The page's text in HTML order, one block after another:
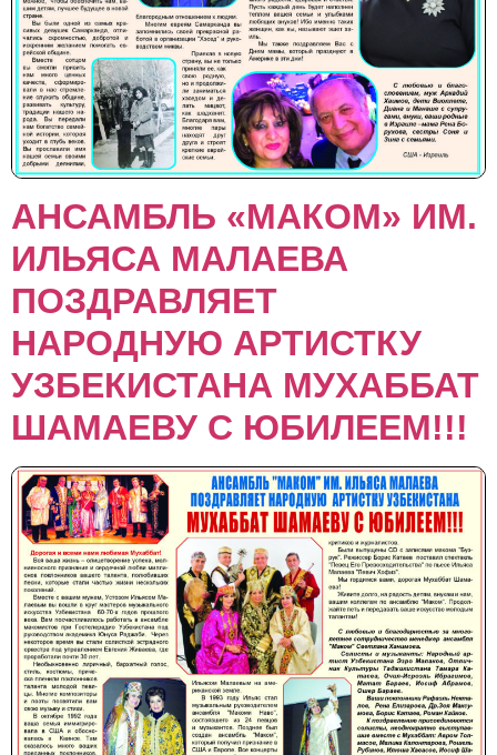
АНСАМБЛЬ «МАКОМ» ИМ.
ИЛЬЯСА МАЛАЕВА
ПОЗДРАВЛЯЕТ
НАРОДНУЮ АРТИСТКУ
УЗБЕКИСТАНА МУХАББАТ
ШАМАЕВУ С ЮБИЛЕЕМ!!!